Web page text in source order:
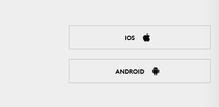
IOS
ANDROID